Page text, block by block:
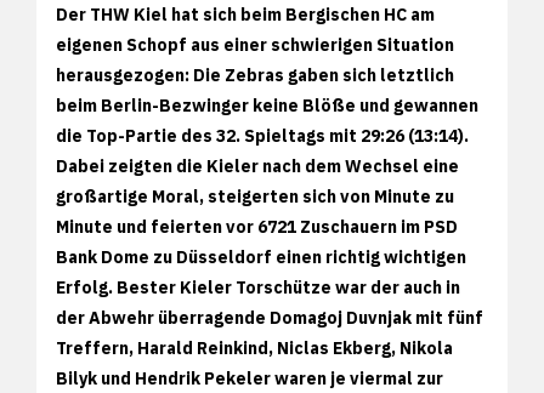
Der THW Kiel hat sich beim Bergischen HC am
eigenen Schopf aus einer schwierigen Situation
herausgezogen: Die Zebras gaben sich letztlich
beim Berlin-Bezwinger keine Blöße und gewannen
die Top-Partie des 32. Spieltags mit 29:26 (13:14).
Dabei zeigten die Kieler nach dem Wechsel eine
großartige Moral, steigerten sich von Minute zu
Minute und feierten vor 6721 Zuschauern im PSD
Bank Dome zu Düsseldorf einen richtig wichtigen
Erfolg. Bester Kieler Torschütze war der auch in
der Abwehr überragende Domagoj Duvnjak mit fünf
Treffern, Harald Reinkind, Niclas Ekberg, Nikola
Bilyk und Hendrik Pekeler waren je viermal zur